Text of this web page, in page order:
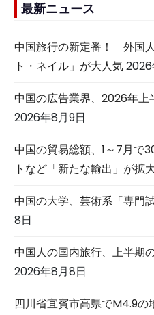
最新ニュース
中国旅行の新定番！ 外国
ト・ネイル」が大人気2026
中国の広告業界、2026年上
2026年8月9日
中国の貿易総額、1～7月
トなど「新たな輸出」が拡
中国の大学、芸術系「専門
8日
中国人の国内旅行、上半期
2026年8月8日
四川省宜賓市高県でM4.9